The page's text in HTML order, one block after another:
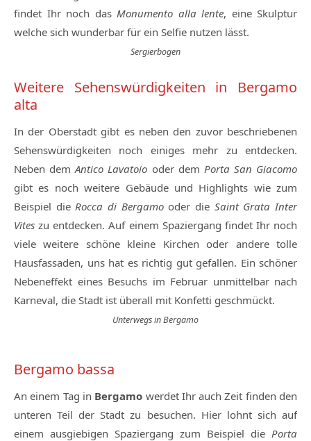
findet Ihr noch das Monumento alla lente, eine Skulptur
welche sich wunderbar für ein Selfie nutzen lässt.
Sergierbogen
Weitere Sehenswürdigkeiten in Bergamo
alta
In der Oberstadt gibt es neben den zuvor beschriebenen
Sehenswürdigkeiten noch einiges mehr zu entdecken.
Neben demAntico Lavatoio oder dem Porta San Giacomo
gibt es noch weitere Gebäude und Highlights wie zum
Beispiel dieRocca di Bergamooder die Saint Grata Inter
Vites zu entdecken. Auf einem Spaziergang findet Ihr noch
viele weitere schöne kleine Kirchen oder andere tolle
Hausfassaden, uns hat es richtig gut gefallen. Ein schöner
Nebeneffekt eines Besuchs im Februar unmittelbar nach
Karneval, die Stadt ist überall mit Konfetti geschmückt.
Unterwegs in Bergamo
Bergamo bassa
An einem Tag in Bergamo werdet Ihr auch Zeit finden den
unteren Teil der Stadt zu besuchen. Hier lohnt sich auf
einem ausgiebigen Spaziergang zum Beispiel die Porta